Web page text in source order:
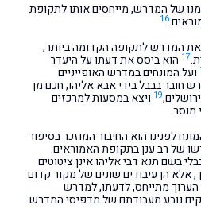
של המדרש, מייחסים אותו לתקופת
16
את המדרש לתקופה הקדומה ביותר,
17 הוא ביסס את דעתו על היעדר
ועל המונחים במדרש האופייניים
חובר בבבל בידי אבא אליהו, חכם מן
19 ויצא במסעות למרכזים
מוסר.
לפנינו הוא החיבור המוזכר בסיפור
של רב ענן בתקופת האמוראים.
בשם תנא דבי אליהו אינן ציטוטים
הן עיבודים שונים של מקור קדום
מתייחס, לדעתו, למדרש
נובע מעבודתם של מדפיסי המדרש.